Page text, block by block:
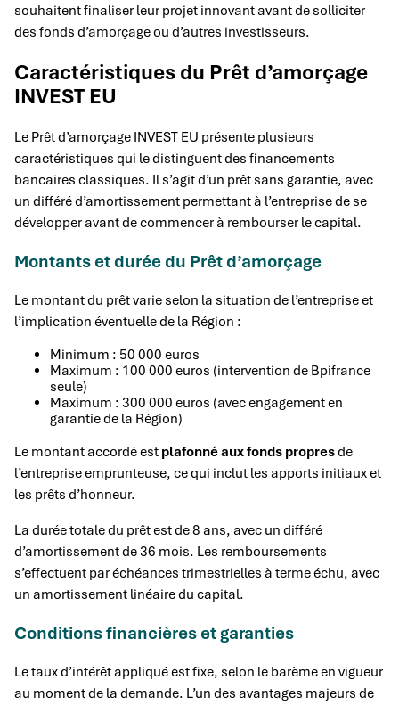
souhaitent finaliser leur projet innovant avant de solliciter
des fonds d’amorçage ou d’autres investisseurs.
Caractéristiques du Prêt d’amorçage
INVEST EU
Le Prêt d’amorçage INVEST EU présente plusieurs
caractéristiques qui le distinguent des financements
bancaires classiques. Il s’agit d’un prêt sans garantie, avec
un différé d’amortissement permettant à l’entreprise de se
développer avant de commencer à rembourser le capital.
Montants et durée du Prêt d’amorçage
Le montant du prêt varie selon la situation de l’entreprise et
l’implication éventuelle de la Région :
Minimum : 50 000 euros
Maximum : 100 000 euros (intervention de Bpifrance
seule)
Maximum : 300 000 euros (avec engagement en
garantie de la Région)
Le montant accordé est plafonné aux fonds propresde
l’entreprise emprunteuse, ce qui inclut les apports initiaux et
les prêts d’honneur.
La durée totale du prêt est de 8 ans, avec un différé
d’amortissement de 36 mois. Les remboursements
s’effectuent par échéances trimestrielles à terme échu, avec
un amortissement linéaire du capital.
Conditions financières et garanties
Le taux d’intérêt appliqué est fixe, selon le barème en vigueur
au moment de la demande. L’un des avantages majeurs de